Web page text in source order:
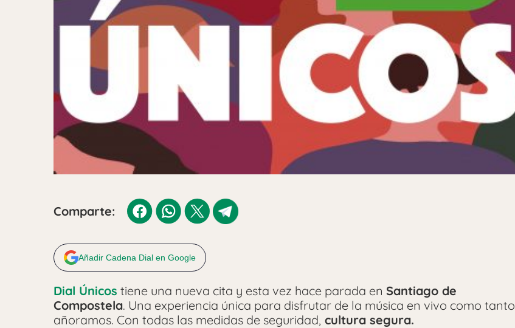
Comparte:
Añadir Cadena Dial en Google
Dial Únicos tiene una nueva cita y esta vez hace parada en Santiago de
Compostela. Una experiencia única para disfrutar de la música en vivo como tanto
añoramos. Con todas las medidas de seguridad, cultura segura.